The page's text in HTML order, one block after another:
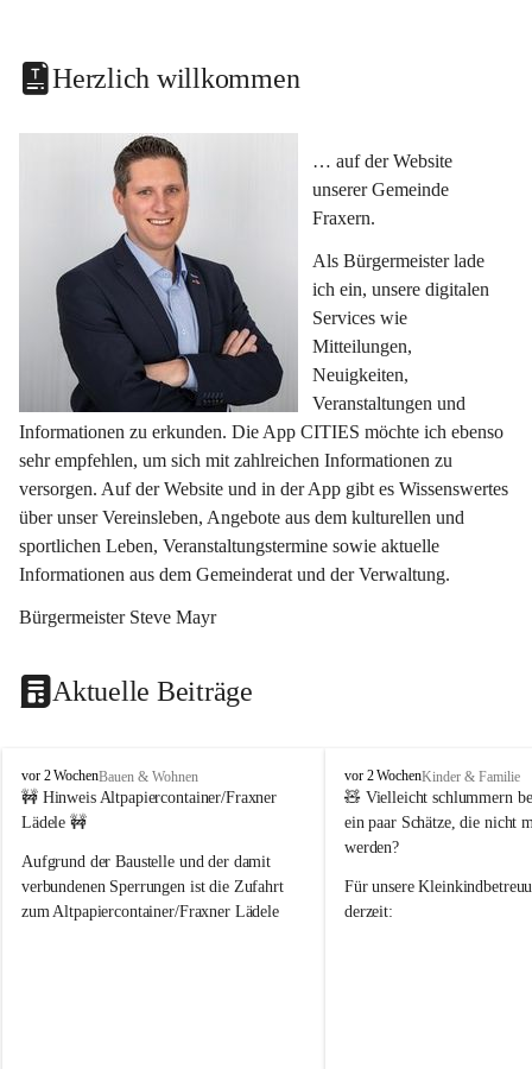
Herzlich willkommen
… auf der Website
unserer Gemeinde
Fraxern.
Als Bürgermeister lade
ich ein, unsere digitalen
Services wie
Mitteilungen,
Neuigkeiten,
Veranstaltungen und
Informationen zu erkunden. Die App CITIES möchte ich ebenso
sehr empfehlen, um sich mit zahlreichen Informationen zu
versorgen. Auf der Website und in der App gibt es Wissenswertes
über unser Vereinsleben, Angebote aus dem kulturellen und
sportlichen Leben, Veranstaltungstermine sowie aktuelle
Informationen aus dem Gemeinderat und der Verwaltung.
Bürgermeister Steve Mayr
Aktuelle Beiträge
F
r
a
e
r
n
vor 2 WochenBauen & Wohnen
🚧 Hinweis Altpapiercontainer/Fraxner
Lädele 🚧
Aufgrund der Baustelle und der damit
verbundenen Sperrungen ist die Zufahrt
zum Altpapiercontainer/Fraxner Lädele
F
r
a
x
r
n
vor 2 WochenKinder & Familie
🧸 Vielleicht schlummern
ein paar Schätze, die nicht
werden?
Für unsere
derzeit: